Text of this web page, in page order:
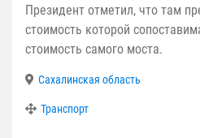
Президент отметил, что там
стоимость которой
стоимость самого моста.
Сахалинская область
Транспорт